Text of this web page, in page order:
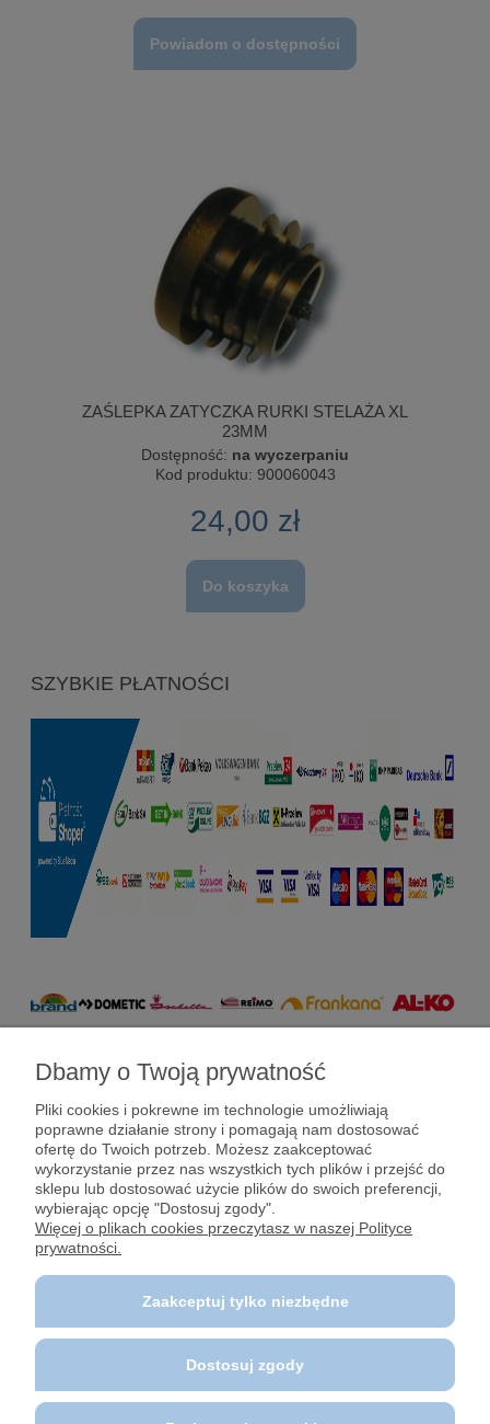
Powiadom o dostępności
ZAŚLEPKA ZATYCZKA RURKI STELAŻA XL
23MM
Dostępność: na wyczerpaniu
Kod produktu: 900060043
24,00 zł
Do koszyka
SZYBKIE PŁATNOŚCI
Pomoc
Dostawy i płatności
Moje konto
O firmie
Polecane strony
Dbamy o Twoją prywatność
Pliki cookies i pokrewne im technologie umożliwiają
poprawne działanie strony i pomagają nam dostosować
ofertę do Twoich potrzeb. Możesz zaakceptować
wykorzystanie przez nas wszystkich tych plików i przejść do
sklepu lub dostosować użycie plików do swoich preferencji,
wybierając opcję "Dostosuj zgody".
Więcej o plikach cookies przeczytasz w naszej Polityce
prywatności.
Zaakceptuj tylko niezbędne
Dostosuj zgody